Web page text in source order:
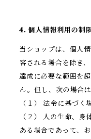
4. 個人情報利用の制
当ショップは、個人
容される場合を除き
達成に必要な範囲を
ん。但し、次の場合
（１） 法令に基づく
（２） 人の生命、
ある場合であって、